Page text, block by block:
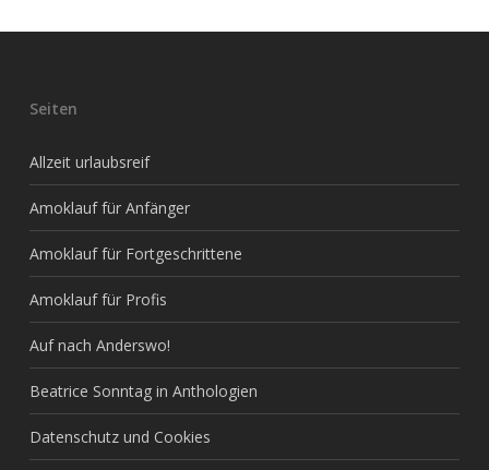
Seiten
Allzeit urlaubsreif
Amoklauf für Anfänger
Amoklauf für Fortgeschrittene
Amoklauf für Profis
Auf nach Anderswo!
Beatrice Sonntag in Anthologien
Datenschutz und Cookies